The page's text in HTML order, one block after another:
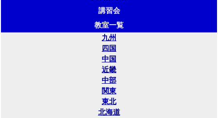
講習会
教室一覧
九州
四国
中国
近畿
中部
関東
東北
北海道